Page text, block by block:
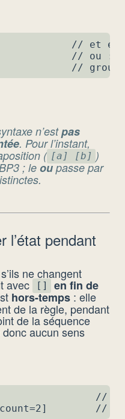
// et
// ou : actif
//
n’estpas
. Pour l’instant,
( [a] [b] )
; le oupasse par
pendant
ne changent
avec [] en fin de
hors-temps : elle
de la règle, pendant
de la séquence
aucun sens
//
//